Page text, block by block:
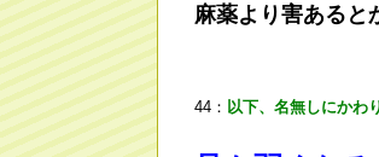
麻薬より害あると
44： 以下、名無しにかわ